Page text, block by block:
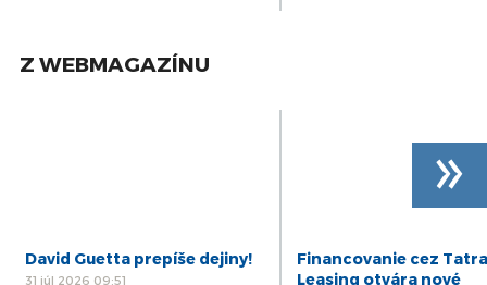
Z WEBMAGAZÍNU
David Guetta prepíše dejiny!
31 júl 2026 09:51
Financovanie cez Tatra
Leasing otvára nové
»